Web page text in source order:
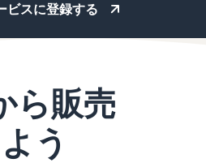
ビスに登録する
ら販売
う